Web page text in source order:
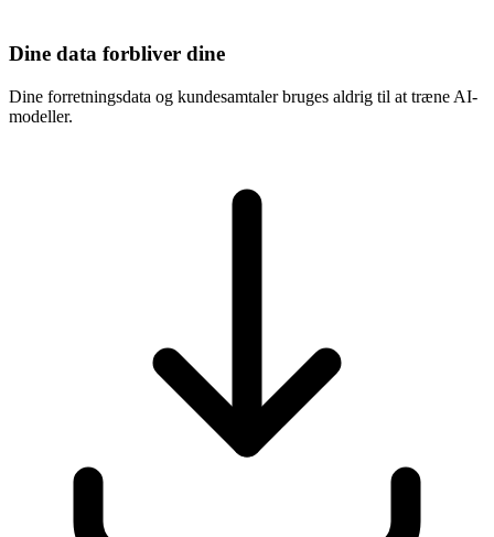
Dine data forbliver dine
Dine forretningsdata og kundesamtaler bruges aldrig til at træne AI-
modeller.